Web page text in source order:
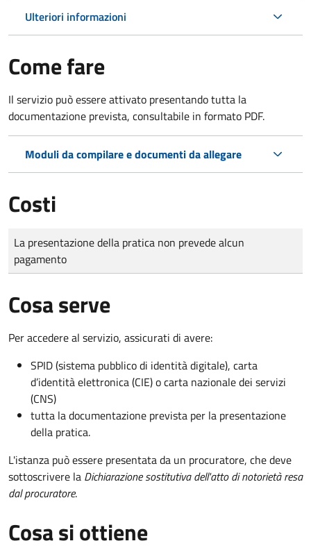
Ulteriori informazioni
Come fare
Il servizio può essere attivato presentando tutta la
documentazione prevista, consultabile in formato PDF.
Moduli da compilare e documenti da allegare
Costi
Tipo di pagamento
Importo
La presentazione della pratica non prevede alcun
pagamento
Cosa serve
Per accedere al servizio, assicurati di avere:
SPID (sistema pubblico di identità digitale), carta
d’identità elettronica (CIE) o carta nazionale dei servizi
(CNS)
tutta la documentazione prevista per la presentazione
della pratica.
L'istanza può essere presentata da un procuratore, che deve
sottoscrivere la Dichiarazione sostitutiva dell'atto di notorietà resa
dal procuratore.
Cosa si ottiene